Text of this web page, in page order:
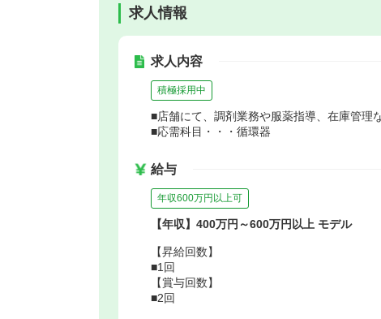
求人情報
求人内容
積極採用中
■店舗にて、調剤業務や服薬指導、在庫管理
■応需科目・・・循環器
給与
年収600万円以上可
【年収】400万円～600万円以上 モデル
【昇給回数】
■1回
【賞与回数】
■2回